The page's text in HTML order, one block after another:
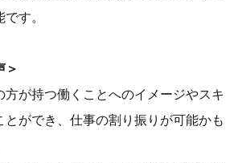
す。
＞
方が持つ働くことへのイメージやスキ
とができ、仕事の割り振りが可能かも